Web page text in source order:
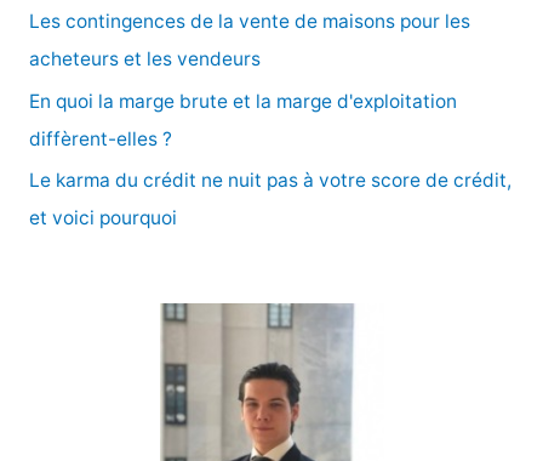
:
Les contingences de la vente de maisons pour les
acheteurs et les vendeurs
En quoi la marge brute et la marge d'exploitation
diffèrent-elles ?
Le karma du crédit ne nuit pas à votre score de crédit,
et voici pourquoi